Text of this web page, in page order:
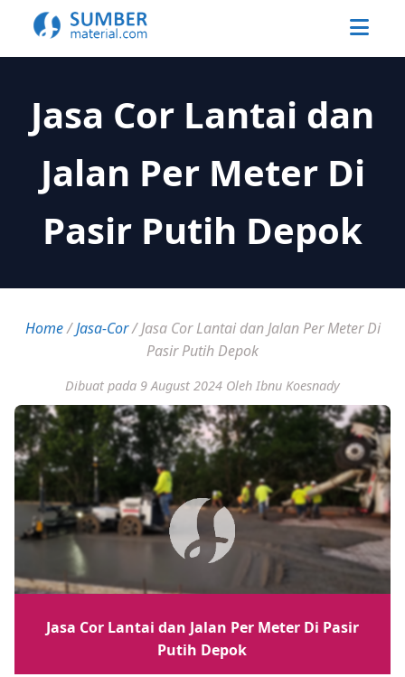
Jasa Cor Lantai dan
Jalan Per Meter Di
Pasir Putih Depok
Home/Jasa-Cor/Jasa Cor Lantai dan Jalan Per Meter Di
Pasir Putih Depok
Dibuat pada 9 August 2024 Oleh Ibnu Koesnady
Jasa Cor Lantai dan Jalan Per Meter Di Pasir
Putih Depok